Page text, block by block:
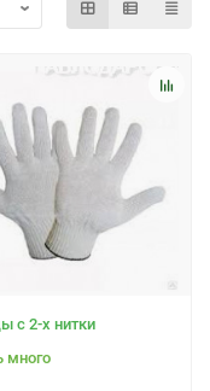
с 2-х нитки
много